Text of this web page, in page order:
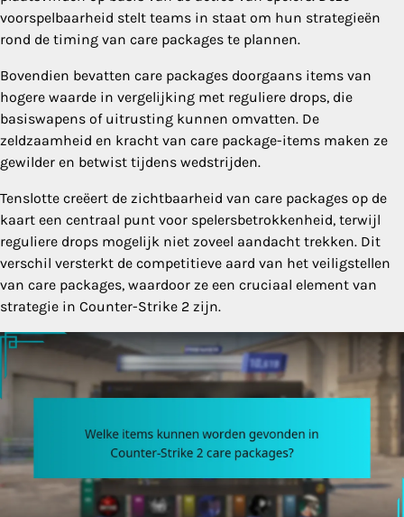
voorspelbaarheid stelt teams in staat om hun strategieën
rond de timing van care packages te plannen.
Bovendien bevatten care packages doorgaans items van
hogere waarde in vergelijking met reguliere drops, die
basiswapens of uitrusting kunnen omvatten. De
zeldzaamheid en kracht van care package-items maken ze
gewilder en betwist tijdens wedstrijden.
Tenslotte creëert de zichtbaarheid van care packages op de
kaart een centraal punt voor spelersbetrokkenheid, terwijl
reguliere drops mogelijk niet zoveel aandacht trekken. Dit
verschil versterkt de competitieve aard van het veiligstellen
van care packages, waardoor ze een cruciaal element van
strategie in Counter-Strike 2 zijn.